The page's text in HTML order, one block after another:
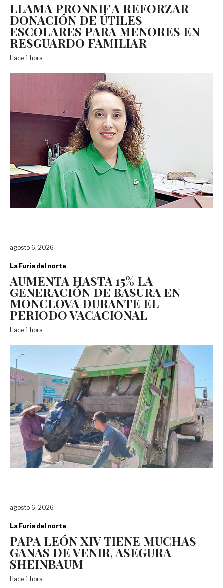
LLAMA PRONNIF A REFORZAR
DONACIÓN DE ÚTILES
ESCOLARES PARA MENORES EN
RESGUARDO FAMILIAR
Hace 1 hora
agosto 6, 2026
La Furia del norte
AUMENTA HASTA 15% LA
GENERACIÓN DE BASURA EN
MONCLOVA DURANTE EL
PERIODO VACACIONAL
Hace 1 hora
agosto 6, 2026
La Furia del norte
PAPA LEÓN XIV TIENE MUCHAS
GANAS DE VENIR, ASEGURA
SHEINBAUM
Hace 1 hora